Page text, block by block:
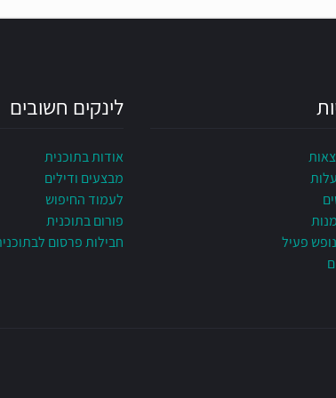
פעיל
לינקים חשובים
אודות בתוכנית
מבצעים ודילים
לעמוד החיפוש
פורום בתוכנית
חבילות פרסום